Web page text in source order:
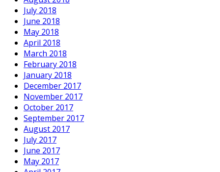
July 2018
June 2018
May 2018
April 2018
March 2018
February 2018
January 2018
December 2017
November 2017
October 2017
September 2017
August 2017
July 2017
June 2017
May 2017